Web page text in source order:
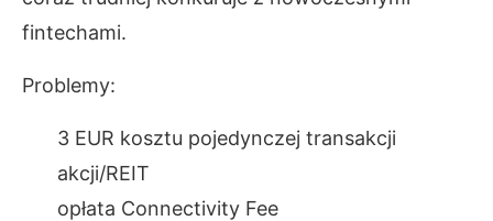
fintechami.
Problemy:
3 EUR kosztu pojedynczej transakcji
akcji/REIT
opłata Connectivity Fee